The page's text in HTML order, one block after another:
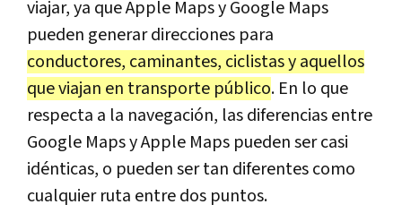
viajar, ya que Apple Maps y Google Maps
pueden generar direcciones para
conductores, caminantes, ciclistas y aquellos
que viajan en transporte público. En lo que
respecta a la navegación, las diferencias entre
Google Maps y Apple Maps pueden ser casi
idénticas, o pueden ser tan diferentes como
cualquier ruta entre dos puntos.